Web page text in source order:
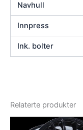
Navhull
Innpress
Ink. bolter
Relaterte produkter